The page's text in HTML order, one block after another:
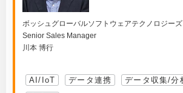
ボッシュグローバルソフトウェアテクノロジーズ
Senior Sales Manager
川本 博行
AI/IoT データ連携
データ収集/分